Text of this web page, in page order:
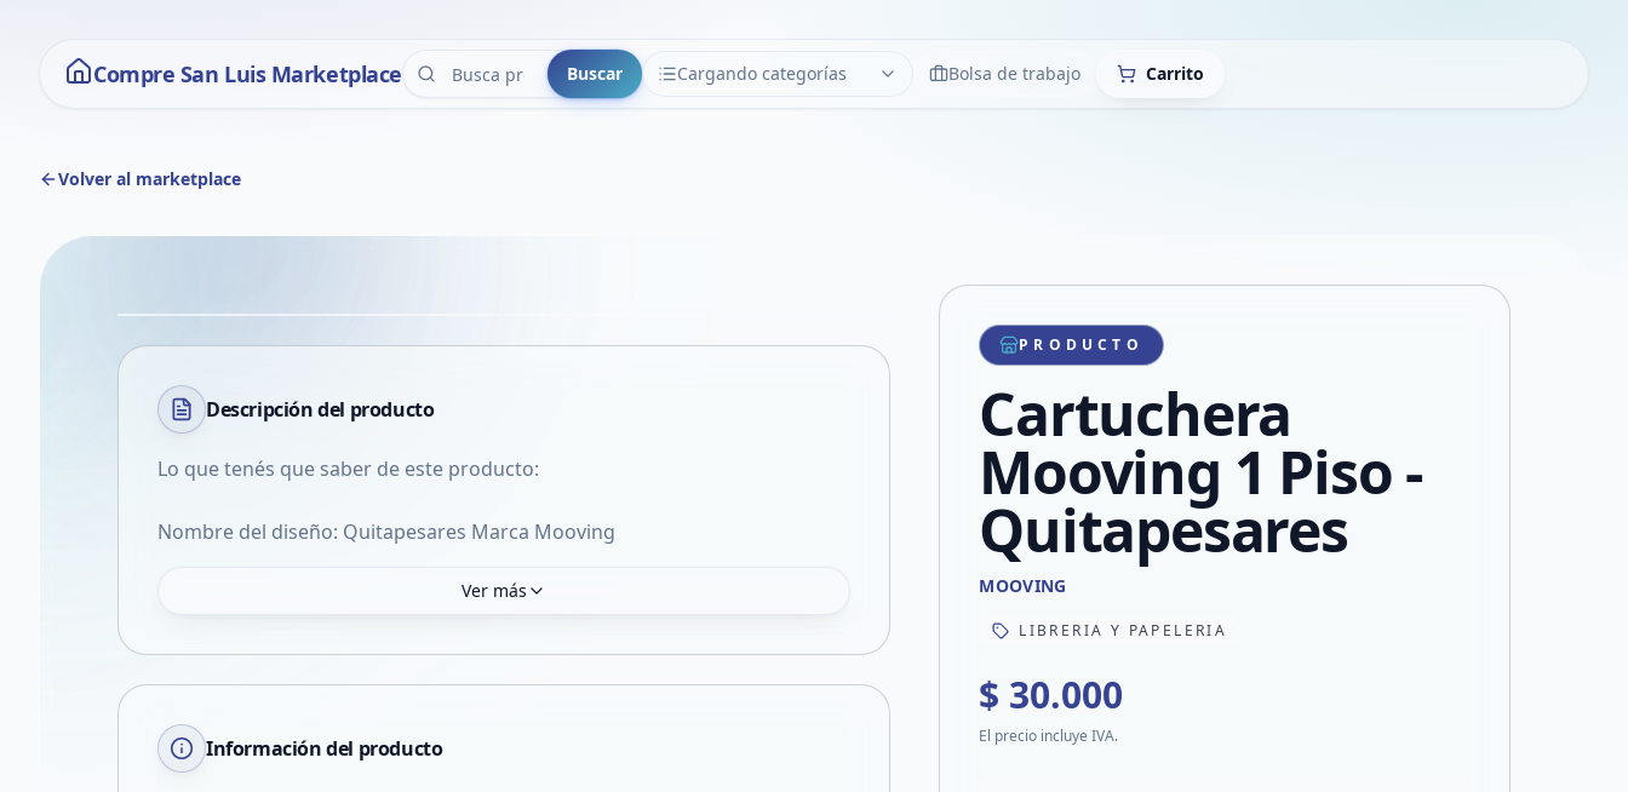
Compre San Luis Marketplace Buscar Cargando categorías
CATEGORÍAS LimpiarBolsa de trabajo Carrito
Volver al marketplace
VER EN PANTALLA COMPLETA
Compartir producto
Compartir por WhatsApp
Compartir por mail
Compartir en Facebook
Descripción del producto
Lo que tenés que saber de este producto:
Nombre del diseño: Quitapesares Marca Mooving
Ver más
Información del producto
PRODUCTO
Cartuchera
Mooving 1 Piso -
Quitapesares
MOOVING
LIBRERIA Y PAPELERIA
$ 30.000
El precio incluye IVA.